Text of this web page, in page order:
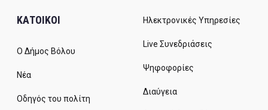
ΚΑΤΟΙΚΟΙ
Ο Δήμος Βόλου
Νέα
Οδηγός του πολίτη
Ηλεκτρονικές Υπηρεσίες
Live Συνεδριάσεις
Ψηφοφορίες
Διαύγεια